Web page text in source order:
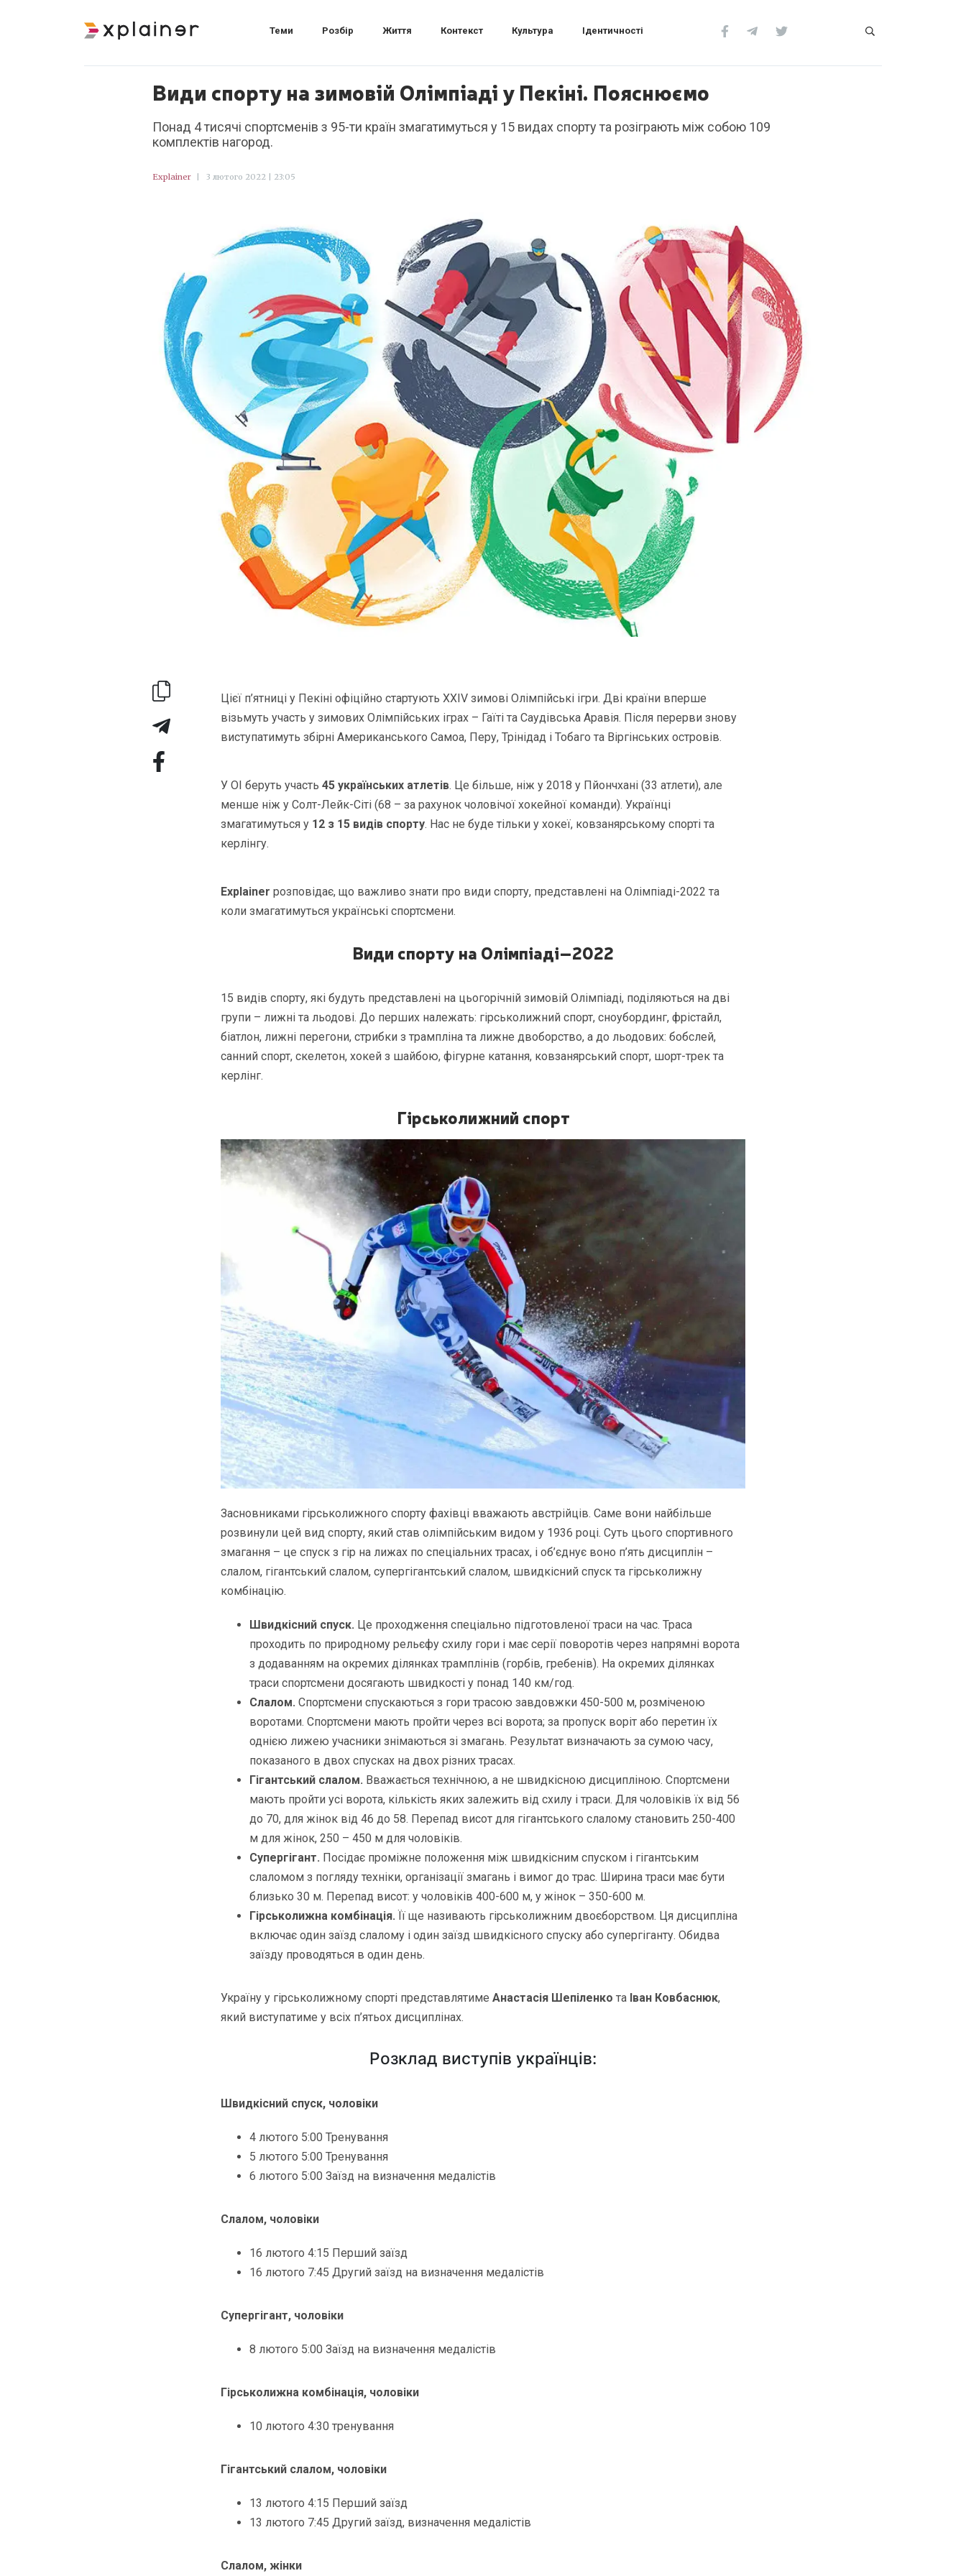
Теми Розбір Життя Контекст Культура Ідентичності
Види спорту на зимовій Олімпіаді у Пекіні. Пояснюємо
Понад 4 тисячі спортсменів з 95-ти країн змагатимуться у 15 видах спорту та розіграють між собою 109
комплектів нагород.
Explainer 3 лютого 2022 | 23:05
Цієї п’ятниці у Пекіні офіційно стартують XXIV зимові Олімпійські ігри. Дві країни вперше
візьмуть участь у зимових Олімпійських іграх – Гаїті та Саудівська Аравія. Після перерви знову
виступатимуть збірні Американського Самоа, Перу, Трінідад і Тобаго та Віргінських островів.
У ОІ беруть участь 45 українських атлетів. Це більше, ніж у 2018 у Пйончхані (33 атлети), але
менше ніж у Солт-Лейк-Сіті (68 – за рахунок чоловічої хокейної команди). Українці
змагатимуться у 12 з 15 видів спорту. Нас не буде тільки у хокеї, ковзанярському спорті та
керлінгу.
Explainer розповідає, що важливо знати про види спорту, представлені на Олімпіаді-2022 та
коли змагатимуться українські спортсмени.
Види спорту на Олімпіаді–2022
15 видів спорту, які будуть представлені на цьогорічній зимовій Олімпіаді, поділяються на дві
групи – лижні та льодові. До перших належать: гірськолижний спорт, сноубординг, фрістайл,
біатлон, лижні перегони, стрибки з трампліна та лижне двоборство, а до льодових: бобслей,
санний спорт, скелетон, хокей з шайбою, фігурне катання, ковзанярський спорт, шорт-трек та
керлінг.
Гірськолижний спорт
Засновниками гірськолижного спорту фахівці вважають австрійців. Саме вони найбільше
розвинули цей вид спорту, який став олімпійським видом у 1936 році. Суть цього спортивного
змагання – це спуск з гір на лижах по спеціальних трасах, і об’єднує воно п’ять дисциплін –
слалом, гігантський слалом, супергігантський слалом, швидкісний спуск та гірськолижну
комбінацію.
Швидкісний спуск. Це проходження спеціально підготовленої траси на час. Траса
проходить по природному рельєфу схилу гори і має серії поворотів через напрямні ворота
з додаванням на окремих ділянках трамплінів (горбів, гребенів). На окремих ділянках
траси спортсмени досягають швидкості у понад 140 км/год.
Слалом. Спортсмени спускаються з гори трасою завдовжки 450-500 м, розміченою
воротами. Спортсмени мають пройти через всі ворота; за пропуск воріт або перетин їх
однією лижею учасники знімаються зі змагань. Результат визначають за сумою часу,
показаного в двох спусках на двох різних трасах.
Гігантський слалом. Вважається технічною, а не швидкісною дисципліною. Спортсмени
мають пройти усі ворота, кількість яких залежить від схилу і траси. Для чоловіків їх від 56
до 70, для жінок від 46 до 58. Перепад висот для гігантського слалому становить 250-400
м для жінок, 250 – 450 м для чоловіків.
Супергігант. Посідає проміжне положення між швидкісним спуском і гігантським
слаломом з погляду техніки, організації змагань і вимог до трас. Ширина траси має бути
близько 30 м. Перепад висот: у чоловіків 400-600 м, у жінок – 350-600 м.
Гірськолижна комбінація. Її ще називають гірськолижним двоєборством. Ця дисципліна
включає один заїзд слалому і один заїзд швидкісного спуску або супергіганту. Обидва
заїзду проводяться в один день.
Україну у гірськолижному спорті представлятиме Анастасія Шепіленко та Іван Ковбаснюк,
який виступатиме у всіх п’ятьох дисциплінах.
Розклад виступів українців:
Швидкісний спуск, чоловіки
4 лютого 5:00 Тренування
5 лютого 5:00 Тренування
6 лютого 5:00 Заїзд на визначення медалістів
Слалом, чоловіки
16 лютого 4:15 Перший заїзд
16 лютого 7:45 Другий заїзд на визначення медалістів
Супергігант, чоловіки
8 лютого 5:00 Заїзд на визначення медалістів
Гірськолижна комбінація, чоловіки
10 лютого 4:30 тренування
Гігантський слалом, чоловіки
13 лютого 4:15 Перший заїзд
13 лютого 7:45 Другий заїзд, визначення медалістів
Слалом, жінки